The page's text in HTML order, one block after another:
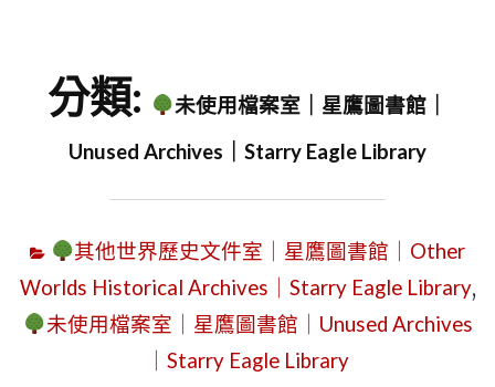
分類:
未使用檔案室｜星鷹圖書館｜
Unused Archives｜Starry Eagle Library
其他世界歷史文件室｜星鷹圖書館｜Other
Worlds Historical Archives｜Starry Eagle Library,
未使用檔案室｜星鷹圖書館｜Unused Archives
｜Starry Eagle Library